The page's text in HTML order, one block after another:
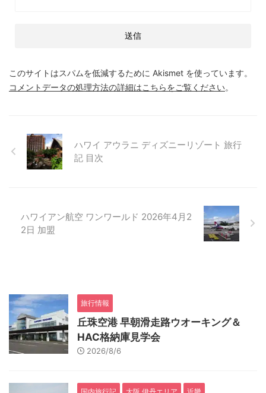
このサイトはスパムを低減するために Akismet を使っています。
コメントデータの処理方法の詳細はこちらをご覧ください。
ハワイ アウラニ ディズニーリゾート 旅行
記 目次
ハワイアン航空 ワンワールド 2026年4月2
2日 加盟
旅行情報
丘珠空港 早朝滑走路ウオーキング＆
HAC格納庫見学会
2026/8/6